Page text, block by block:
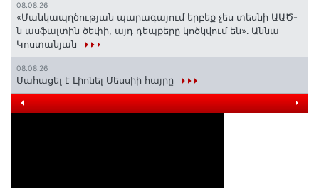
08.08.26
«Մանկապղծության պարագայում երբեք չես տեսնի ԱԱԾ-
ն ասֆալտին ծեփի, այդ դեպքերը կոծկվում են»․ Աննա
Կոստանյան
08.08.26
Մահացել է Լիոնել Մեսսիի հայրը